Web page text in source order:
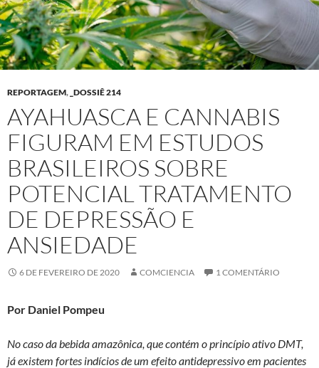
REPORTAGEM, _DOSSIÊ 214
AYAHUASCA E CANNABIS
FIGURAM EM ESTUDOS
BRASILEIROS SOBRE
POTENCIAL TRATAMENTO
DE DEPRESSÃO E
ANSIEDADE
6 DE FEVEREIRO DE 2020 COMCIENCIA 1 COMENTÁRIO
Por Daniel Pompeu
No caso da bebida amazônica, que contém o princípio ativo DMT,
já existem fortes indícios de um efeito antidepressivo em pacientes